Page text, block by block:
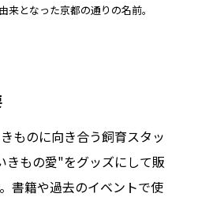
となった京都の通りの名前。
ものに向き合う飼育スタッ
きもの愛"をグッズにして販
書籍や過去のイベントで使